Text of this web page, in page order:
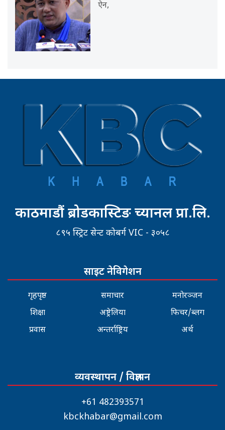
ऐन,
काठमाडौं ब्रोडकास्टिङ च्यानल प्रा.लि.
८९५ स्ट्रिट सेन्ट कोबर्ग VIC - ३०५८
साइट नेविगेशन
गृहपृष्ठ
शिक्षा
प्रवास
समाचार
अष्ट्रेलिया
अन्तर्राष्ट्रिय
मनोरञ्जन
फिचर/ब्लग
अर्थ
व्यवस्थापन / विज्ञापन
+61 482393571
kbckhabar@gmail.com